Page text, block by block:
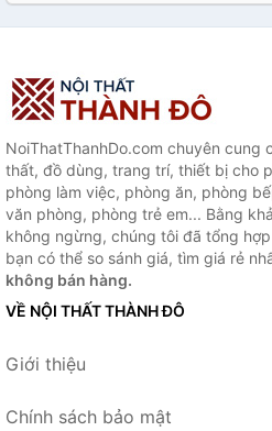
NoiThatThanhDo.com chuyên cung
thất, đồ dùng, trang trí, thiết bị cho
phòng làm việc, phòng ăn, phòng
văn phòng, phòng trẻ em... Bằng
không ngừng, chúng tôi đã tổng
bạn có thể so sánh giá, tìm giá rẻ
không bán hàng.
VỀ NỘI THẤT THÀNH ĐÔ
Giới thiệu
Chính sách bảo mật